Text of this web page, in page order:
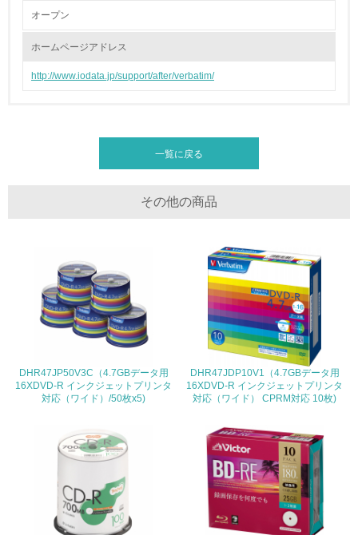
油、ガス）の使用量削減の取り組みを行っている
<L2> 資源とエネルギーの使用量の把握をし、具体的な削
<L1> 環境配慮型製品・サービスの製造・販売を積極的に
行っている
<L2> 環境配慮型製品・サービスの製造・販売状況を把握
し、具体的な販売目標や計画を立てている
グリーン購入
<L1> グリーン購入の取り組み方針を有し、グリーン購入
<L2> 購入している製品・サービスの量と種類を把握し、
オープン
ホームページアドレス
http://www.iodata.jp/support/after/verbatim/
一覧に戻る
その他の商品
DHR47JP50V3C（4.7GBデータ用
16XDVD-R インクジェットプリンタ
対応（ワイド）/50枚x5)
DHR47JDP10V1（4.7GBデータ用
16XDVD-R インクジェットプリンタ
対応（ワイド） CPRM対応 10枚)